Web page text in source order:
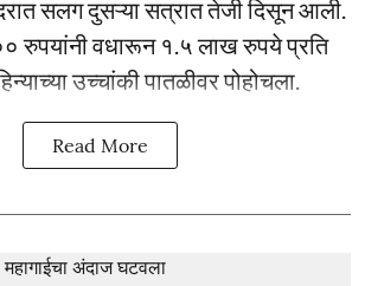
दरात सलग दुसऱ्या सत्रात तेजी दिसून आली.
रुपयांनी वधारून १.५ लाख रुपये प्रति
उच्चांकी पातळीवर पोहोचला.
Read More